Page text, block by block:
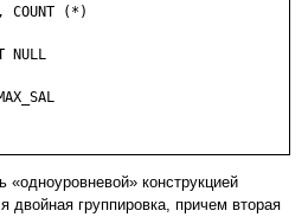
COUNT (*)
NULL
конструкцией
двойная группировка, причем вторая